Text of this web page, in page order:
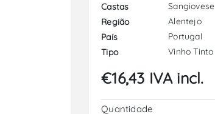
Castas
Sangiovese
Região
Alentejo
País
Portugal
Tipo
Vinho Tinto
€16,43 IVA incl.
Quantidade